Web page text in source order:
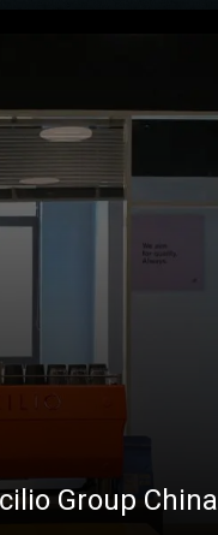
Group China